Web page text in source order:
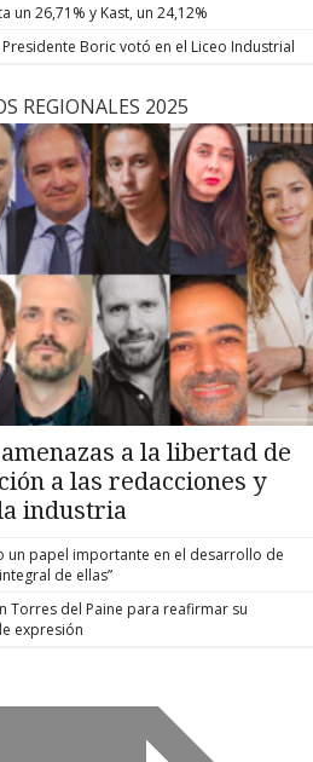
un 26,71% y Kast, un 24,12%
Boric votó en el Liceo Industrial
REGIONALES 2025
a la libertad de
a las redacciones y
industria
un papel importante en el desarrollo de
de ellas”
Torres del Paine para reafirmar su
expresión